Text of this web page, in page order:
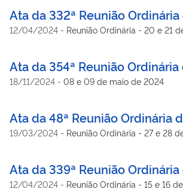
Ata da 332ª Reunião Ordinária
12/04/2024 - Reunião Ordinária - 20 e 21
Ata da 354ª Reunião Ordinária
18/11/2024 - 08 e 09 de maio de 2024
Ata da 48ª Reunião Ordinária
19/03/2024 - Reunião Ordinária - 27 e 28
Ata da 339ª Reunião Ordinária
12/04/2024 - Reunião Ordinária - 15 e 16